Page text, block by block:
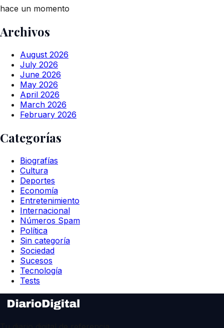
hace un momento
Archivos
August 2026
July 2026
June 2026
May 2026
April 2026
March 2026
February 2026
Categorías
Biografías
Cultura
Deportes
Economía
Entretenimiento
Internacional
Números Spam
Política
Sin categoría
Sociedad
Sucesos
Tecnología
Tests